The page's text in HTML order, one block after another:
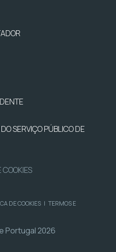
SERVIÇO PÚBLICO DE
DE COOKIES | TERMOS E
Portugal 2026